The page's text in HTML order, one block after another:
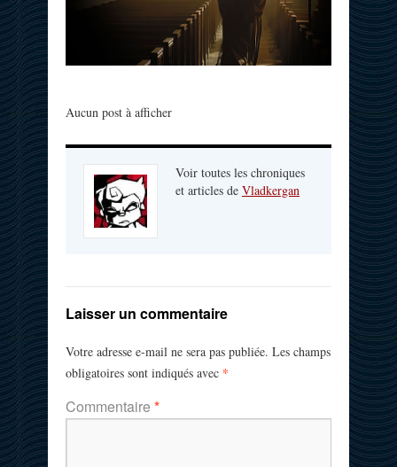
Aucun post à afficher
Voir toutes les chroniques
et articles de Vladkergan
Laisser un commentaire
Votre adresse e-mail ne sera pas publiée. Les champs
obligatoires sont indiqués avec *
Commentaire *